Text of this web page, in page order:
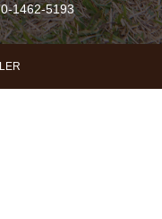
1462-5193